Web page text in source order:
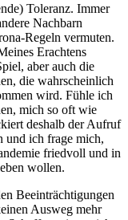
Toleranz. Immer
Nachbarn
Regeln vermuten.
Erachtens
aber auch die
die wahrscheinlich
wird. Fühle ich
mich so oft wie
deshalb der Aufruf
und ich frage mich,
friedvoll und in
wollen.
Beeinträchtigungen
Ausweg mehr